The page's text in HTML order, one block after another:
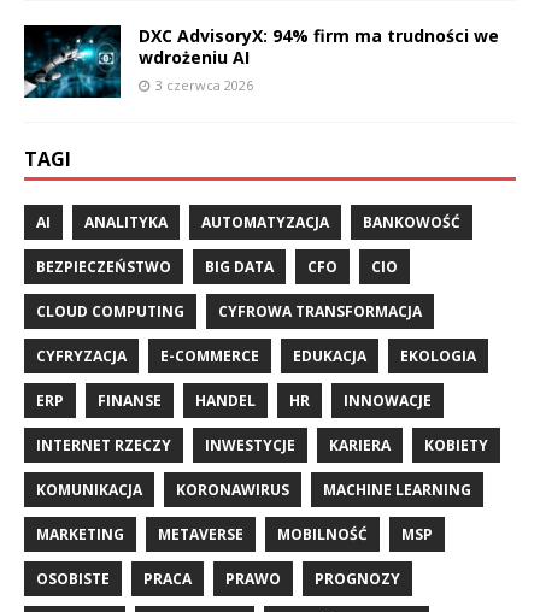
DXC AdvisoryX: 94% firm ma trudności we
wdrożeniu AI
3 czerwca 2026
TAGI
AI ANALITYKA AUTOMATYZACJA BANKOWOŚĆ
BEZPIECZEŃSTWO BIG DATA CFO CIO
CLOUD COMPUTING CYFROWA TRANSFORMACJA
CYFRYZACJA E-COMMERCE EDUKACJA EKOLOGIA
ERP FINANSE HANDEL HR INNOWACJE
INTERNET RZECZY INWESTYCJE KARIERA KOBIETY
KOMUNIKACJA KORONAWIRUS MACHINE LEARNING
MARKETING METAVERSE MOBILNOŚĆ MSP
OSOBISTE PRACA PRAWO PROGNOZY